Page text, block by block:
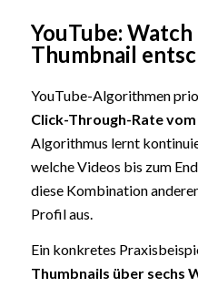
YouTube:
Thumbnail
YouTube-Algorithmen
Click-Through-Rate
Algorithmus lernt
welche Videos bis zum
diese Kombination
Profil aus.
Ein konkretes
Thumbnails über sechs